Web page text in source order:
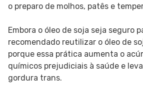
o preparo de molhos, patês e
Embora o óleo de soja seja seguro
recomendado reutilizar o óleo de
porque essa prática aumenta o
químicos prejudiciais à saúde e
gordura trans.